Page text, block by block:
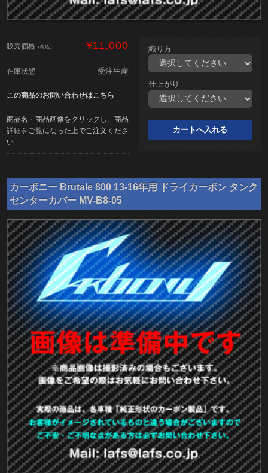
販売価格 （税込） ¥11,000
在庫状態 受注生産
この商品のお問い合わせはこちら
商品名・商品画像をクリックし、商品
詳細をご覧になった上でご注文くださ
い
織り方
仕上がり
カーボニー Brutale 800 13-16年用 ドライカーボン タンク
センターカバー MV-B8-05